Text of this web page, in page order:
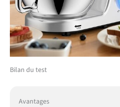
Bilan du test
Avantages